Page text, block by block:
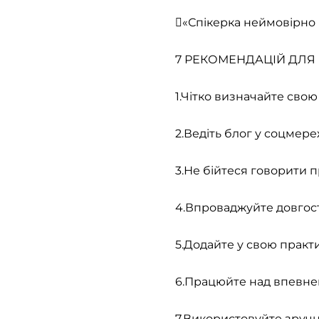
«Спікерка неймовірно
7 РЕКОМЕНДАЦІЙ ДЛЯ
1.Чітко визначайте
2.Ведіть блог у
3.Не бійтеся говорити
4.Впроваджуйте
5.Додайте у свою
6.Працюйте над